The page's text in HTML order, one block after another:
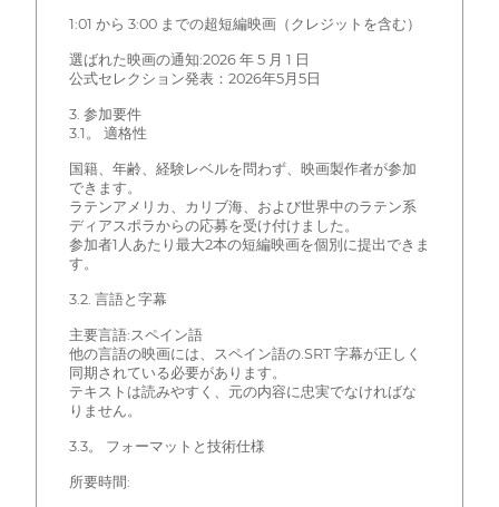
1:01 から 3:00 までの超短編映画（クレジットを含む）
選ばれた映画の通知:2026 年 5 月 1 日
公式セレクション発表：2026年5月5日
3. 参加要件
3.1。 適格性
国籍、年齢、経験レベルを問わず、映画製作者が参加
できます。
ラテンアメリカ、カリブ海、および世界中のラテン系
ディアスポラからの応募を受け付けました。
参加者1人あたり最大2本の短編映画を個別に提出できま
す。
3.2. 言語と字幕
主要言語:スペイン語
他の言語の映画には、スペイン語の.SRT 字幕が正しく
同期されている必要があります。
テキストは読みやすく、元の内容に忠実でなければな
りません。
3.3。 フォーマットと技術仕様
所要時間: